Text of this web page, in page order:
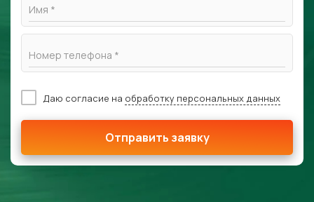
Имя *
Номер телефона *
Даю согласие на обработку персональных данных
Отправить заявку